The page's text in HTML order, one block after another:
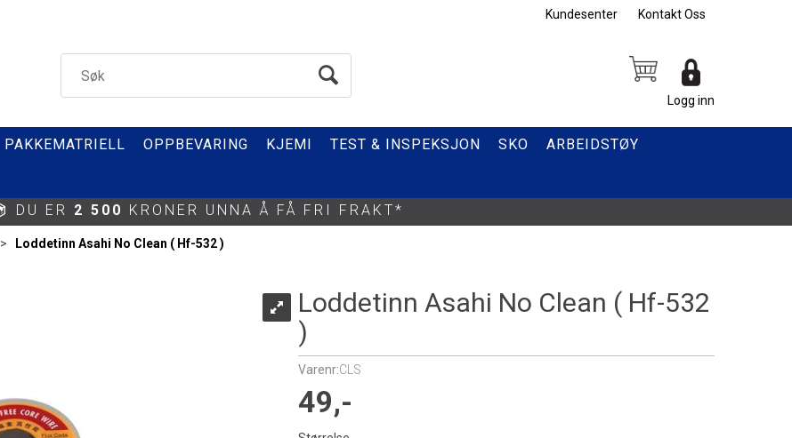
Kundesenter Kontakt Oss
Logg inn
PAKKEMATRIELL OPPBEVARING KJEMI TEST & INSPEKSJON SKO ARBEIDSTØY
DU ER 2 500 KRONER UNNA Å FÅ FRI FRAKT*
> Loddetinn Asahi No Clean ( Hf-532 )
Loddetinn Asahi No Clean ( Hf-532
)
Varenr:CLS
49,-